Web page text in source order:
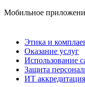
Мобильное
Этика и
Оказание услуг
Использование
Защита
ИТ аккредитация